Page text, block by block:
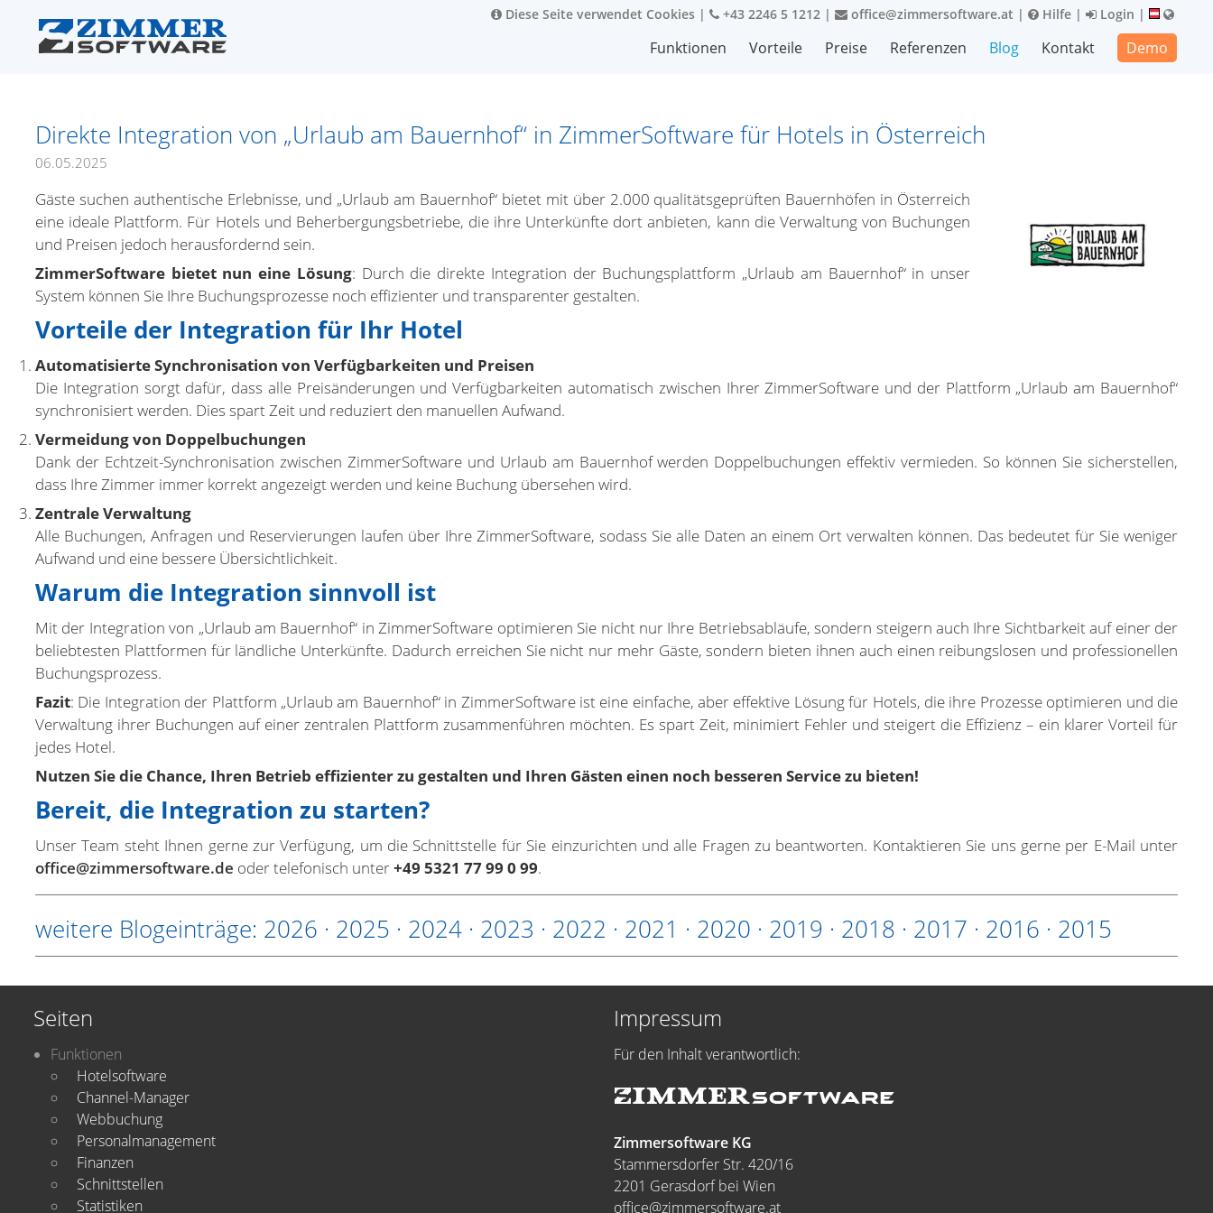
Diese Seite verwendet Cookies | +43 2246 5 1212 | office@zimmersoftware.at | Hilfe | Login |
Funktionen Vorteile Preise Referenzen Blog Kontakt Demo
Direkte Integration von „Urlaub am Bauernhof“ in ZimmerSoftware für Hotels in Österreich
06.05.2025
Gäste suchen authentische Erlebnisse, und „Urlaub am Bauernhof“ bietet mit über 2.000 qualitätsgeprüften Bauernhöfen in Österreich
eine ideale Plattform. Für Hotels und Beherbergungsbetriebe, die ihre Unterkünfte dort anbieten, kann die Verwaltung von Buchungen
und Preisen jedoch herausfordernd sein.
ZimmerSoftware bietet nun eine Lösung: Durch die direkte Integration der Buchungsplattform „Urlaub am Bauernhof“ in unser
System können Sie Ihre Buchungsprozesse noch effizienter und transparenter gestalten.
Vorteile der Integration für Ihr Hotel
Automatisierte Synchronisation von Verfügbarkeiten und Preisen
Die Integration sorgt dafür, dass alle Preisänderungen und Verfügbarkeiten automatisch zwischen Ihrer ZimmerSoftware und der Plattform „Urlaub am Bauernhof“
synchronisiert werden. Dies spart Zeit und reduziert den manuellen Aufwand.
Vermeidung von Doppelbuchungen
Dank der Echtzeit-Synchronisation zwischen ZimmerSoftware und Urlaub am Bauernhof werden Doppelbuchungen effektiv vermieden. So können Sie sicherstellen,
dass Ihre Zimmer immer korrekt angezeigt werden und keine Buchung übersehen wird.
Zentrale Verwaltung
Alle Buchungen, Anfragen und Reservierungen laufen über Ihre ZimmerSoftware, sodass Sie alle Daten an einem Ort verwalten können. Das bedeutet für Sie weniger
Aufwand und eine bessere Übersichtlichkeit.
Warum die Integration sinnvoll ist
Mit der Integration von „Urlaub am Bauernhof“ in ZimmerSoftware optimieren Sie nicht nur Ihre Betriebsabläufe, sondern steigern auch Ihre Sichtbarkeit auf einer der
beliebtesten Plattformen für ländliche Unterkünfte. Dadurch erreichen Sie nicht nur mehr Gäste, sondern bieten ihnen auch einen reibungslosen und professionellen
Buchungsprozess.
Fazit: Die Integration der Plattform „Urlaub am Bauernhof“ in ZimmerSoftware ist eine einfache, aber effektive Lösung für Hotels, die ihre Prozesse optimieren und die
Verwaltung ihrer Buchungen auf einer zentralen Plattform zusammenführen möchten. Es spart Zeit, minimiert Fehler und steigert die Effizienz – ein klarer Vorteil für
jedes Hotel.
Nutzen Sie die Chance, Ihren Betrieb effizienter zu gestalten und Ihren Gästen einen noch besseren Service zu bieten!
Bereit, die Integration zu starten?
Unser Team steht Ihnen gerne zur Verfügung, um die Schnittstelle für Sie einzurichten und alle Fragen zu beantworten. Kontaktieren Sie uns gerne per E-Mail unter
office@zimmersoftware.de oder telefonisch unter+49 5321 77 99 0 99.
weitere Blogeinträge: 2026 · 2025 · 2024 · 2023 · 2022 · 2021 · 2020 · 2019 · 2018 · 2017 · 2016 · 2015
Seiten
Funktionen
Hotelsoftware
Channel-Manager
Webbuchung
Personalmanagement
Finanzen
Schnittstellen
Statistiken
Impressum
Für den Inhalt verantwortlich:
Zimmersoftware KG
Stammersdorfer Str. 420/16
2201 Gerasdorf bei Wien
office@zimmersoftware.at